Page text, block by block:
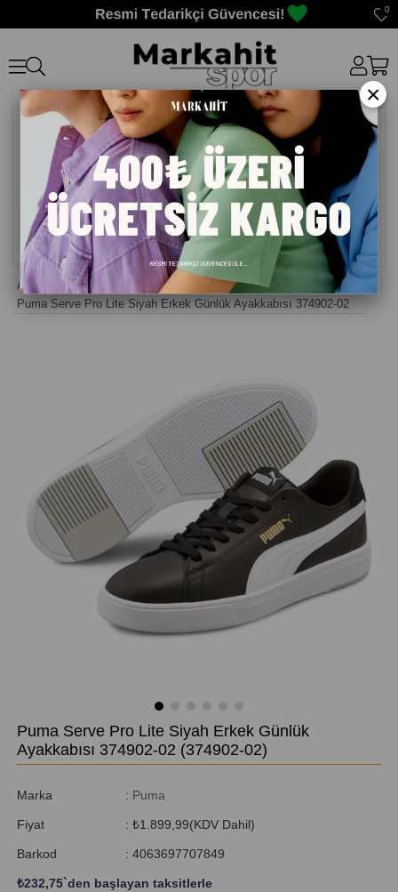
0
Anasayfa> Erkek Sneaker Günlük Ayakkabı>
Puma Serve Pro Lite Siyah Erkek Günlük Ayakkabısı 374902-02
Puma Serve Pro Lite Siyah Erkek Günlük
Ayakkabısı 374902-02 (374902-02)
Marka : Puma
Fiyat : ₺1.899,99(KDV Dahil)
Barkod : 4063697707849
₺232,75`den başlayan taksitlerle
×